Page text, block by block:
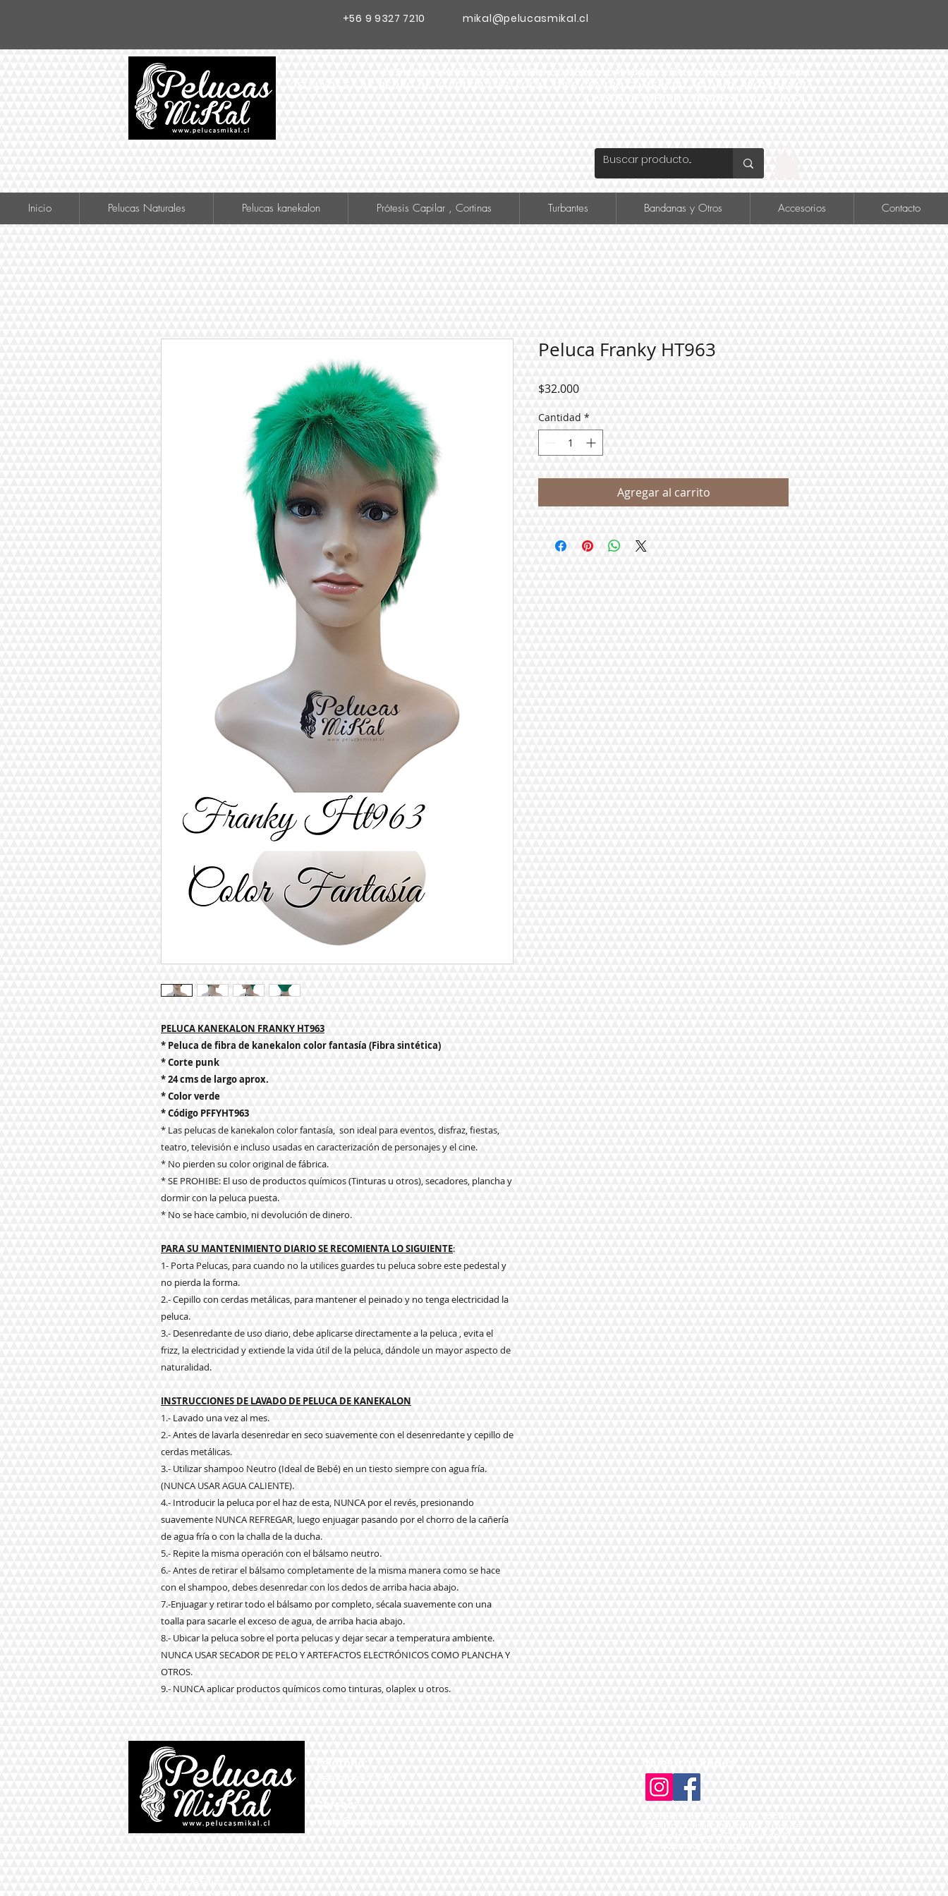
+56 9 9327 7210 mikal@pelucasmikal.cl
Inicio Pelucas Naturales Pelucas kanekalon Prótesis Capilar , Cortinas Turbantes Bandanas y Otros Accesorios Contacto
PELUCA KANEKALON FRANKY HT963
* Peluca de fibra de kanekalon color fantasía (Fibra sintética)
* Corte punk
* 24 cms de largo aprox.
* Color verde
* Código PFFYHT963
* Las pelucas de kanekalon color fantasía, son ideal para eventos, disfraz, fiestas,
teatro, televisión e incluso usadas en caracterización de personajes y el cine.
* No pierden su color original de fábrica.
* SE PROHIBE: El uso de productos químicos (Tinturas u otros), secadores, plancha y
dormir con la peluca puesta.
* No se hace cambio, ni devolución de dinero.
PARA SU MANTENIMIENTO DIARIO SE RECOMIENTA LO SIGUIENTE:
1- Porta Pelucas, para cuando no la utilices guardes tu peluca sobre este pedestal y
no pierda la forma.
2.- Cepillo con cerdas metálicas, para mantener el peinado y no tenga electricidad la
peluca.
3.- Desenredante de uso diario, debe aplicarse directamente a la peluca , evita el
frizz, la electricidad y extiende la vida útil de la peluca, dándole un mayor aspecto de
naturalidad.
INSTRUCCIONES DE LAVADO DE PELUCA DE KANEKALON
1.- Lavado una vez al mes.
2.- Antes de lavarla desenredar en seco suavemente con el desenredante y cepillo de
cerdas metálicas.
3.- Utilizar shampoo Neutro (Ideal de Bebé) en un tiesto siempre con agua fría.
(NUNCA USAR AGUA CALIENTE).
4.- Introducir la peluca por el haz de esta, NUNCA por el revés, presionando
suavemente NUNCA REFREGAR, luego enjuagar pasando por el chorro de la cañería
de agua fría o con la challa de la ducha.
5.- Repite la misma operación con el bálsamo neutro.
6.- Antes de retirar el bálsamo completamente de la misma manera como se hace
con el shampoo, debes desenredar con los dedos de arriba hacia abajo.
7.-Enjuagar y retirar todo el bálsamo por completo, sécala suavemente con una
toalla para sacarle el exceso de agua, de arriba hacia abajo.
8.- Ubicar la peluca sobre el porta pelucas y dejar secar a temperatura ambiente.
NUNCA USAR SECADOR DE PELO Y ARTEFACTOS ELECTRÓNICOS COMO PLANCHA Y
OTROS.
9.- NUNCA aplicar productos químicos como tinturas, olaplex u otros.
Peluca Franky HT963
$32.000Precio
Cantidad *
Agregar al carrito